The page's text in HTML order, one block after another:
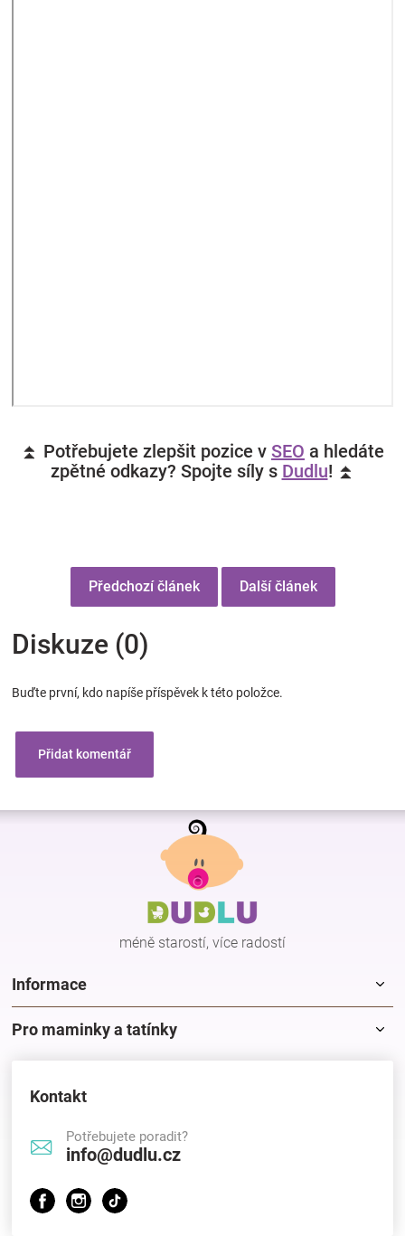
⏫ Potřebujete zlepšit pozice v SEO a hledáte
zpětné odkazy? Spojte síly s Dudlu! ⏫
Předchozí článek Další článek
Diskuze (0)
Buďte první, kdo napíše příspěvek k této položce.
Přidat komentář
Z
méně starostí, více radostí
Informace
Pro maminky a tatínky
Kontakt
Potřebujete poradit?
info@dudlu.cz